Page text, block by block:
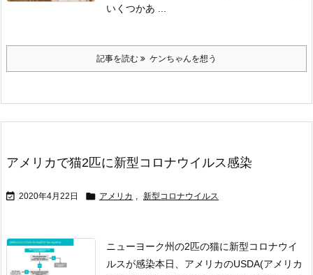
いくつかあ ...
記事を読む ケンちゃんを想う
アメリカで猫2匹に新型コロナウイルス感染
 2020年4月22日  アメリカ , 新型コロナウイルス
ニューヨーク州の2匹の猫に新型コロナウイ
ルスが感染本日、アメリカのUSDA(アメリカ